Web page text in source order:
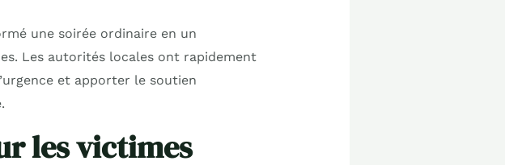
une soirée ordinaire en un
Les autorités locales ont rapidement
et apporter le soutien
les victimes